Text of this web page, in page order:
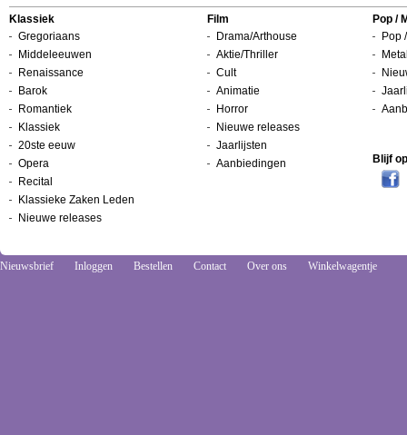
Klassiek
Gregoriaans
Middeleeuwen
Renaissance
Barok
Romantiek
Klassiek
20ste eeuw
Opera
Recital
Klassieke Zaken Leden
Nieuwe releases
Film
Drama/Arthouse
Aktie/Thriller
Cult
Animatie
Horror
Nieuwe releases
Jaarlijsten
Aanbiedingen
Pop /
Pop
Blijf
Nieuwsbrief Inloggen Bestellen Contact Over ons Winkelwagentje